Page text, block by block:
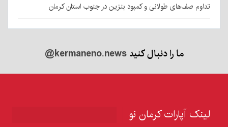
تداوم صف‌های طولانی و کمبود بنزین در جنوب استان کرمان
ما را دنبال کنید@kermaneno.news
لینک آپارات کرمان نو